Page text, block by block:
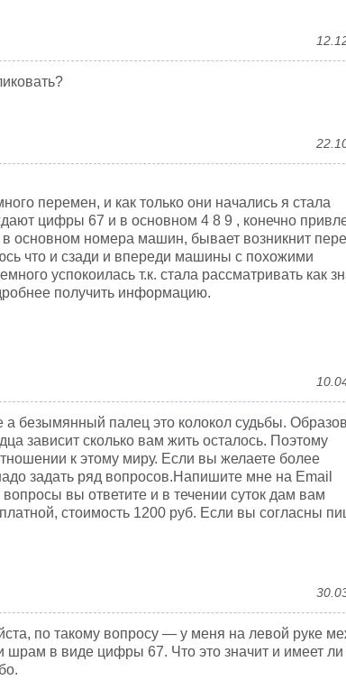
перемен, и как только они начались я стала
цифры 67 и в основном 4 8 9 , конечно
основном номера машин, бывает возникнит
что и сзади и впереди машины с похожими
успокоилась т.к. стала рассматривать как
получить информацию.
а безымянный палец это колокол судьбы.
зависит сколько вам жить осталось. Поэтому
к этому миру. Если вы желаете более
задать ряд вопросов.Напишите мне на Email
вы ответите и в течении суток дам вам
стоимость 1200 руб. Если вы согласны
по такому вопросу — у меня на левой руке
шрам в виде цифры 67. Что это значит и имеет ли